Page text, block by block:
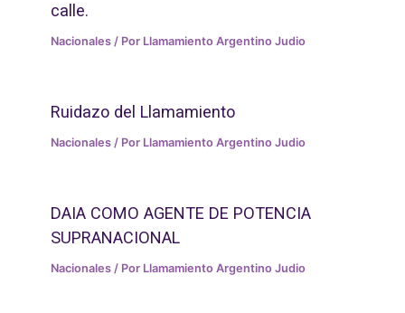
calle.
Nacionales / Por Llamamiento Argentino Judio
Ruidazo del Llamamiento
Nacionales / Por Llamamiento Argentino Judio
DAIA COMO AGENTE DE POTENCIA
SUPRANACIONAL
Nacionales / Por Llamamiento Argentino Judio